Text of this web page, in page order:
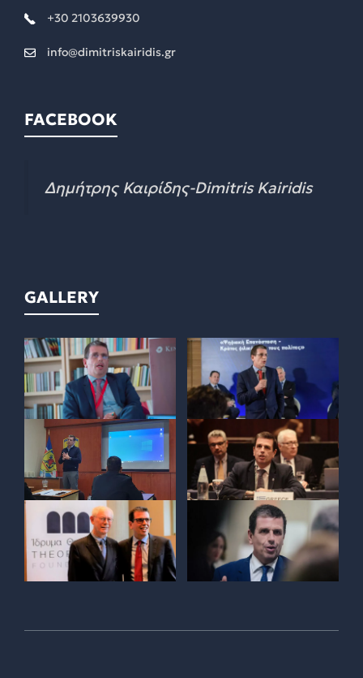
+30 2103639930
info@dimitriskairidis.gr
FACEBOOK
Δημήτρης Καιρίδης-Dimitris Kairidis
GALLERY